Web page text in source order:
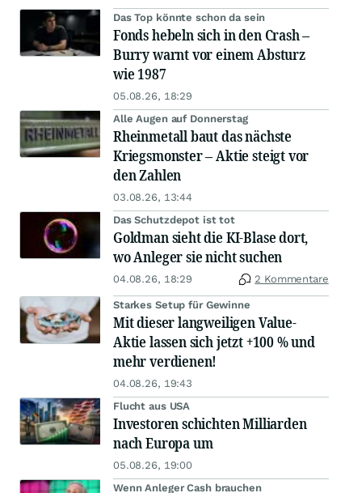
Das Top könnte schon da sein
Fonds hebeln sich in den Crash –
Burry warnt vor einem Absturz
wie 1987
05.08.26, 18:29
Alle Augen auf Donnerstag
Rheinmetall baut das nächste
Kriegsmonster – Aktie steigt vor
den Zahlen
03.08.26, 13:44
Das Schutzdepot ist tot
Goldman sieht die KI-Blase dort,
wo Anleger sie nicht suchen
04.08.26, 18:29 2 Kommentare
Starkes Setup für Gewinne
Mit dieser langweiligen Value-
Aktie lassen sich jetzt +100 % und
mehr verdienen!
04.08.26, 19:43
Flucht aus USA
Investoren schichten Milliarden
nach Europa um
05.08.26, 19:00
Wenn Anleger Cash brauchen